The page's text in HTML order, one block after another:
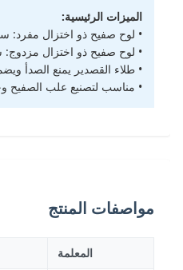
الميزات الرئيسية:
• لوح صفيح ذو اختزال مفرد: سمك 0.17 مم إلى 0.49 مم
• لوح صفيح ذو اختزال مزدوج: سمك 0.14 مم إلى 0.29 مم
• طلاء القصدير يمنع الصدأ ويضمن
• مناسب لتصنيع علب الصفيح
مواصفات المنتج
المعلمة